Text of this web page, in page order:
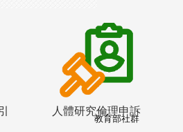
人體研究倫理申訴
教育部社群